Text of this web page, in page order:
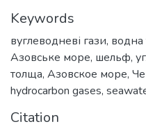
Keywords
вуглеводневі гази,
Азовське море, шельф,
толща, Азовское море,
hydrocarbon gases,
Citation